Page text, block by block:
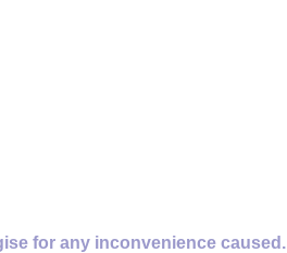
for any inconvenience caused.